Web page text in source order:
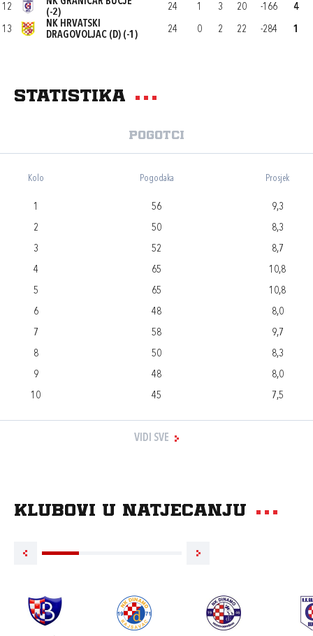
12
(-2)
24 1 3 20 -166 4
13
NK HRVATSKI
DRAGOVOLJAC (D) (-1)
24 0 2 22 -284 1
Statistika
Pogotci
Kolo Pogodaka Prosjek
1 56
9,3
2
50
8,3
3
52
8,7
4
65
10,8
5
65
10,8
6
48
8,0
7
58
9,7
8
50
8,3
9
48
8,0
10
45 7,5
VIDI SVE
Klubovi u natjecanju